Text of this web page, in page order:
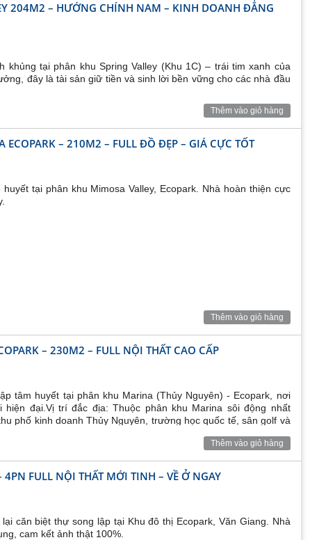
500 ha, được khởi công xây dựng năm 2009, dự kiến
204M2 – HƯỚNG CHÍNH NAM – KINH DOANH ĐẲNG
tại phân khu Spring Valley (Khu 1C) – trái tim xanh của
đây là tài sản giữ tiền và sinh lời bền vững cho các nhà đầu
Thêm vào giỏ hàng
– 210M2 – FULL ĐỒ ĐẸP – GIÁ CỰC TỐT
tại phân khu Mimosa Valley, Ecopark. Nhà hoàn thiện cực
Thêm vào giỏ hàng
– 230M2 – FULL NỘI THẤT CAO CẤP
tâm huyết tại phân khu Marina (Thủy Nguyên) - Ecopark, nơi
đại.Vị trí đắc địa: Thuộc phân khu Marina sôi động nhất
phố kinh doanh Thủy Nguyên, trường học quốc tế, sân golf và
Thêm vào giỏ hàng
FULL NỘI THẤT MỚI TINH – VỀ Ở NGAY
căn biệt thự song lập tại Khu đô thị Ecopark, Văn Giang. Nhà
cam kết ảnh thật 100%.